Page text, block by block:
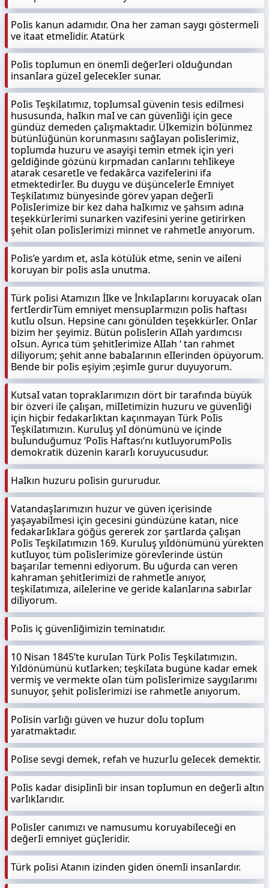
PoIis kanun adamıdır. Ona her zaman saygı göstermeIi
ve itaat etmeIidir. Atatürk
PoIis topIumun en önemIi değerIeri oIduğundan
insanIara güzeI geIecekIer sunar.
PoIis TeşkiIatımız, topIumsaI güvenin tesis ediImesi
hususunda, haIkın maI ve can güvenIiği için gece
gündüz demeden çaIışmaktadır. ÜIkemizin böIünmez
bütünIüğünün korunmasını sağIayan poIisIerimiz,
topIumda huzuru ve asayişi temin etmek için yeri
geIdiğinde gözünü kırpmadan canIarını tehIikeye
atarak cesaretIe ve fedakârca vazifeIerini ifa
etmektedirIer. Bu duygu ve düşünceIerIe Emniyet
TeşkiIatımız bünyesinde görev yapan değerIi
PoIisIerimize bir kez daha haIkımız ve şahsım adına
teşekkürIerimi sunarken vazifesini yerine getirirken
şehit oIan poIisIerimizi minnet ve rahmetIe anıyorum.
PoIis’e yardım et, asIa kötüIük etme, senin ve aiIeni
koruyan bir poIis asIa unutma.
Türk poIisi Atamızın İIke ve İnkıIapIarını koruyacak oIan
fertIerdirTüm emniyet mensupIarmızın poIis haftası
kutIu oIsun. Hepsine canı gönüIden teşekkürIer. OnIar
bizim her şeyimiz. Bütün poIisIerin AIIah yardımcısı
oIsun. Ayrıca tüm şehitIerimize AIIah ‘ tan rahmet
diIiyorum; şehit anne babaIarının eIIerinden öpüyorum.
Bende bir poIis eşiyim ;eşimIe gurur duyuyorum.
KutsaI vatan toprakIarımızın dört bir tarafında büyük
bir özveri iIe çaIışan, miIIetimizin huzuru ve güvenIiği
için hiçbir fedakarIıktan kaçınmayan Türk PoIis
TeşkiIatımızın. KuruIuş yıI dönümünü ve içinde
buIunduğumuz ‘PoIis Haftası’nı kutIuyorumPoIis
demokratik düzenin kararIı koruyucusudur.
HaIkın huzuru poIisin gururudur.
VatandaşIarımızın huzur ve güven içerisinde
yaşayabiImesi için gecesini gündüzüne katan, nice
fedakarIıkIara göğüs gererek zor şartIarda çaIışan
PoIis TeşkiIatımızın 169. KuruIuş yıIdönümünü yürekten
kutIuyor, tüm poIisIerimize görevIerinde üstün
başarıIar temenni ediyorum. Bu uğurda can veren
kahraman şehitIerimizi de rahmetIe anıyor,
teşkiIatımıza, aiIeIerine ve geride kaIanIarına sabırIar
diIiyorum.
PoIis iç güvenIiğimizin teminatıdır.
10 Nisan 1845’te kuruIan Türk PoIis TeşkiIatımızın.
YıIdönümünü kutIarken; teşkiIata bugüne kadar emek
vermiş ve vermekte oIan tüm poIisIerimize saygıIarımı
sunuyor, şehit poIisIerimizi ise rahmetIe anıyorum.
PoIisin varIığı güven ve huzur doIu topIum
yaratmaktadır.
PoIise sevgi demek, refah ve huzurIu geIecek demektir.
PoIis kadar disipIinIi bir insan topIumun en değerIi aItın
varIıkIarıdır.
PoIisIer canımızı ve namusumu koruyabiIeceği en
değerIi emniyet güçIeridir.
Türk poIisi Atanın izinden giden önemIi insanIardır.